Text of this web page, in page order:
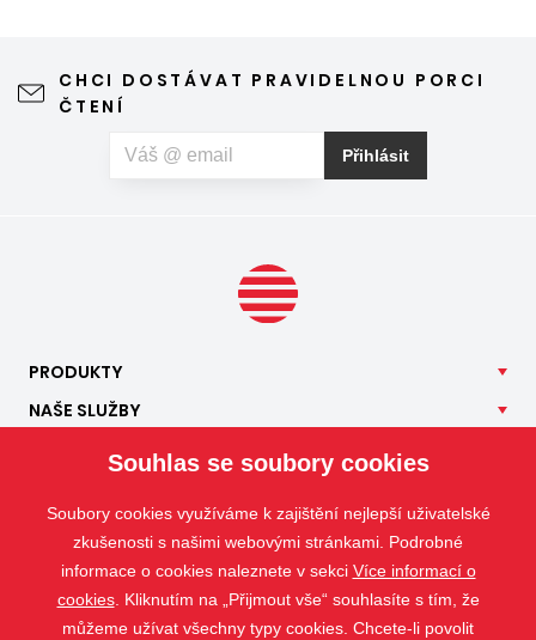
CHCI DOSTÁVAT PRAVIDELNOU PORCI
ČTENÍ
Přihlásit
PRODUKTY
NAŠE SLUŽBY
KONTAKT
Souhlas se soubory cookies
Soubory cookies využíváme k zajištění nejlepší uživatelské
zkušenosti s našimi webovými stránkami. Podrobné
informace o cookies naleznete v sekci Více informací o
cookies. Kliknutím na „Přijmout vše“ souhlasíte s tím, že
můžeme užívat všechny typy cookies. Chcete-li povolit